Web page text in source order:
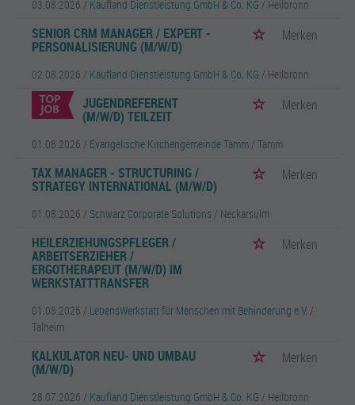
03.08.2026 / Kaufland Dienstleistung GmbH & Co. KG / Heilbronn
SENIOR CRM MANAGER / EXPERT -
PERSONALISIERUNG (M/W/D)
Merken
02.08.2026 / Kaufland Dienstleistung GmbH & Co. KG / Heilbronn
JUGENDREFERENT
(M/W/D) TEILZEIT
Merken
01.08.2026 / Evangelische Kirchengemeinde Tamm / Tamm
TAX MANAGER - STRUCTURING /
STRATEGY INTERNATIONAL (M/W/D)
Merken
01.08.2026 / Schwarz Corporate Solutions / Neckarsulm
HEILERZIEHUNGSPFLEGER /
ARBEITSERZIEHER /
ERGOTHERAPEUT (M/W/D) IM
WERKSTATTTRANSFER
Merken
01.08.2026 / LebensWerkstatt für Menschen mit Behinderung e.V. /
Talheim
KALKULATOR NEU- UND UMBAU
(M/W/D)
Merken
28.07.2026 / Kaufland Dienstleistung GmbH & Co. KG / Heilbronn